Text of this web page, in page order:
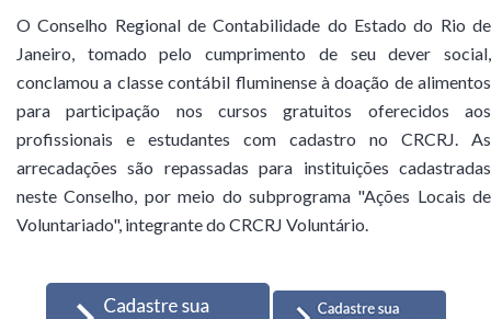
O Conselho Regional de Contabilidade do Estado do Rio de
Janeiro, tomado pelo cumprimento de seu dever social,
conclamou a classe contábil fluminense à doação de alimentos
para participação nos cursos gratuitos oferecidos aos
profissionais e estudantes com cadastro no CRCRJ. As
arrecadações são repassadas para instituições cadastradas
neste Conselho, por meio do subprograma "Ações Locais de
Voluntariado", integrante do CRCRJ Voluntário.